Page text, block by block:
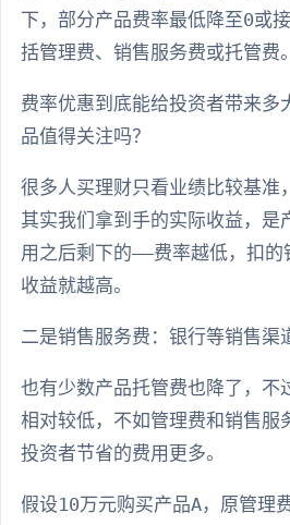
下，部分产品费率最低降至0或
括管理费、销售服务费或托管费。
费率优惠到底能给投资者带来多
品值得关注吗？
很多人买理财只看业绩比较基准
其实我们拿到手的实际收益，是
用之后剩下的——费率越低，扣
收益就越高。
二是销售服务费：银行等销售渠
也有少数产品托管费也降了，不
相对较低，不如管理费和销售服
投资者节省的费用更多。
假设10万元购买产品A，原管理